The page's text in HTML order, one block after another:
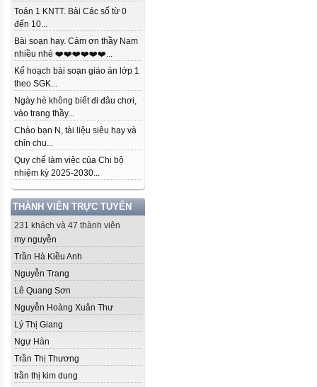
Toán 1 KNTT. Bài Các số từ 0
đến 10...
Bài soạn hay. Cảm ơn thầy Nam
nhiều nhé ❤️❤️❤️❤️❤️❤️...
Kế hoạch bài soạn giáo án lớp 1
theo SGK...
Ngày hè không biết đi đâu chơi,
vào trang thầy...
Chào bạn N, tài liệu siêu hay và
chỉn chu...
Quy chế làm việc của Chi bộ
nhiệm kỳ 2025-2030...
THÀNH VIÊN TRỰC TUYẾN
231 khách và 47 thành viên
my nguyễn
Trần Hà Kiều Anh
Nguyễn Trang
Lê Quang Sơn
Nguyễn Hoàng Xuân Thư
Lý Thị Giang
Ngự Hàn
Trần Thị Thương
trần thị kim dung